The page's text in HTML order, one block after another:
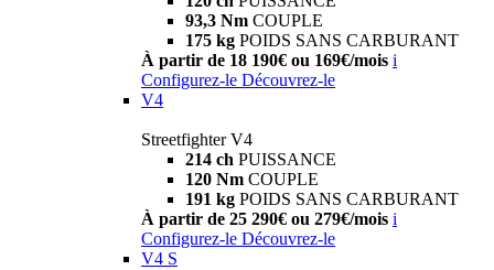
93,3 Nm COUPLE
175 kg POIDS SANS CARBURANT
À partir de 18 190€ ou 169€/mois i
Configurez-le Découvrez-le
V4
Streetfighter V4
214 ch PUISSANCE
120 Nm COUPLE
191 kg POIDS SANS CARBURANT
À partir de 25 290€ ou 279€/mois i
Configurez-le Découvrez-le
V4 S